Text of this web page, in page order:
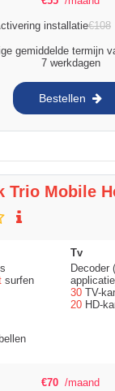
installatie€108
gemiddelde termijn
7 werkdagen
Bestellen
Trio Mobile
surfen
Tv
Decoder
30 TV-
20 HD-
bellen
€70 /maand